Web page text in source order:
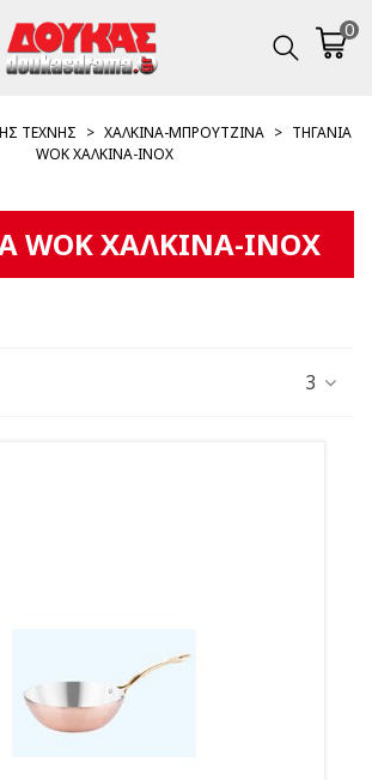
0
ΤΕΧΝΗΣ > ΧΑΛΚΙΝΑ-ΜΠΡΟΥΤΖΙΝΑ > ΤΗΓΑΝΙΑ
WOK XAΛKINA-INOX
WOK XAΛKINA-INOX
3